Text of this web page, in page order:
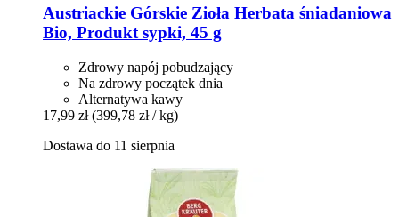
Austriackie Górskie Zioła Herbata śniadaniowa
Bio, Produkt sypki, 45 g
Zdrowy napój pobudzający
Na zdrowy początek dnia
Alternatywa kawy
17,99 zł (399,78 zł / kg)
Dostawa do 11 sierpnia